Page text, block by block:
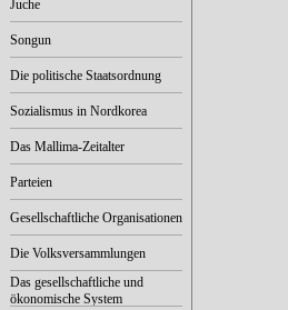
Juche
Songun
Die politische Staatsordnung
Sozialismus in Nordkorea
Das Mallima-Zeitalter
Parteien
Gesellschaftliche Organisationen
Die Volksversammlungen
Das gesellschaftliche und
ökonomische System